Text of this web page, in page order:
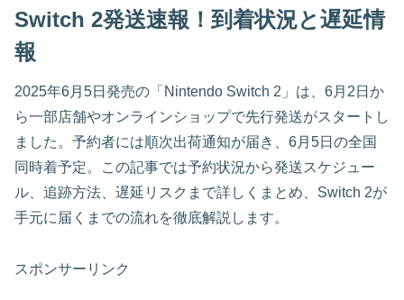
Switch 2発送速報！到着状況と遅延情
報
2025年6月5日発売の「Nintendo Switch 2」は、6月2日か
ら一部店舗やオンラインショップで先行発送がスタートし
ました。予約者には順次出荷通知が届き、6月5日の全国
同時着予定。この記事では予約状況から発送スケジュー
ル、追跡方法、遅延リスクまで詳しくまとめ、Switch 2が
手元に届くまでの流れを徹底解説します。
スポンサーリンク